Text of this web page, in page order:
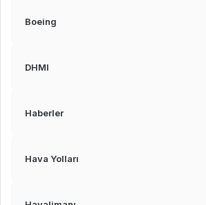
Boeing
DHMI
Haberler
Hava Yolları